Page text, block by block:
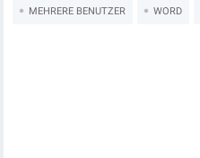
MEHRERE BENUTZER WORD